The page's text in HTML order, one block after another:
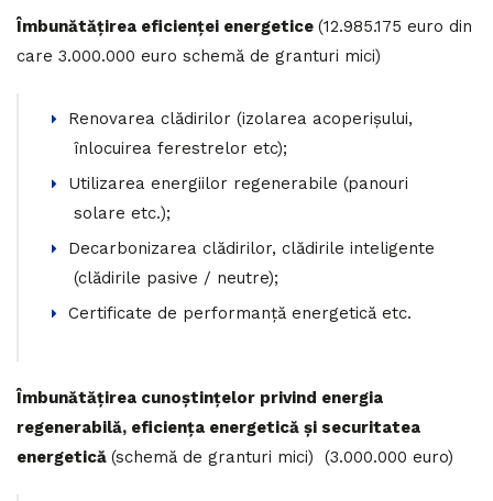
Îmbunătățirea eficienței energetice (12.985.175 euro din
care 3.000.000 euro schemă de granturi mici)
Renovarea clădirilor (izolarea acoperișului,
înlocuirea ferestrelor etc);
Utilizarea energiilor regenerabile (panouri
solare etc.);
Decarbonizarea clădirilor, clădirile inteligente
(clădirile pasive / neutre);
Certificate de performanță energetică etc.
Îmbunătățirea cunoștințelor privind energia
regenerabilă, eficiența energetică și securitatea
energetică (schemă de granturi mici) (3.000.000 euro)